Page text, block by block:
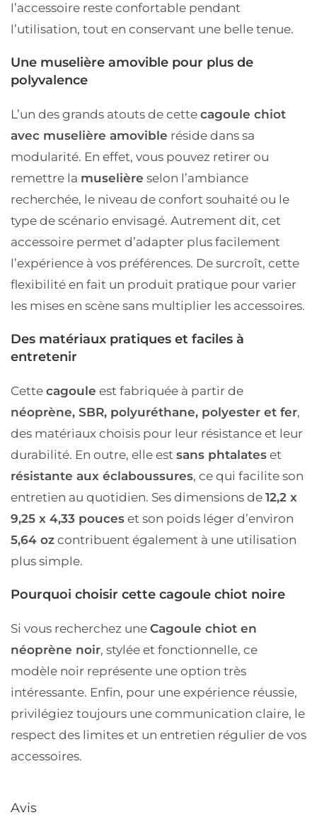
l’accessoire reste confortable pendant
l’utilisation, tout en conservant une belle tenue.
Une muselière amovible pour plus de
polyvalence
L’un des grands atouts de cette cagoule chiot
avec muselière amovible réside dans sa
modularité. En effet, vous pouvez retirer ou
remettre la muselière selon l’ambiance
recherchée, le niveau de confort souhaité ou le
type de scénario envisagé. Autrement dit, cet
accessoire permet d’adapter plus facilement
l’expérience à vos préférences. De surcroît, cette
flexibilité en fait un produit pratique pour varier
les mises en scène sans multiplier les accessoires.
Des matériaux pratiques et faciles à
entretenir
Cette cagoule est fabriquée à partir de
néoprène, SBR, polyuréthane, polyester et fer,
des matériaux choisis pour leur résistance et leur
durabilité. En outre, elle est sans phtalates et
résistante aux éclaboussures, ce qui facilite son
entretien au quotidien. Ses dimensions de 12,2 x
9,25 x 4,33 pouces et son poids léger d’environ
5,64 oz contribuent également à une utilisation
plus simple.
Pourquoi choisir cette cagoule chiot noire
Si vous recherchez une Cagoule chiot en
néoprène noir, stylée et fonctionnelle, ce
modèle noir représente une option très
intéressante. Enfin, pour une expérience réussie,
privilégiez toujours une communication claire, le
respect des limites et un entretien régulier de vos
accessoires.
Avis